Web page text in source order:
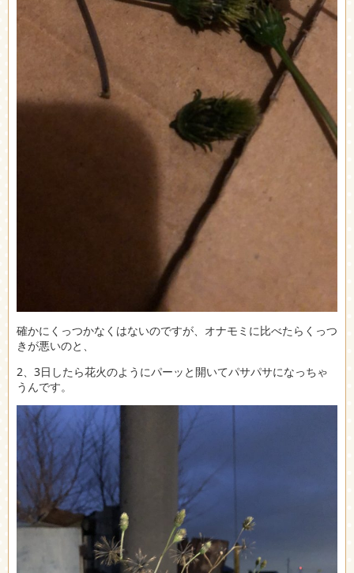
確かにくっつかなくはないのですが、オナモミに比べたらくっつ
きが悪いのと、
2、3日したら花火のようにパーッと開いてパサパサになっちゃ
うんです。